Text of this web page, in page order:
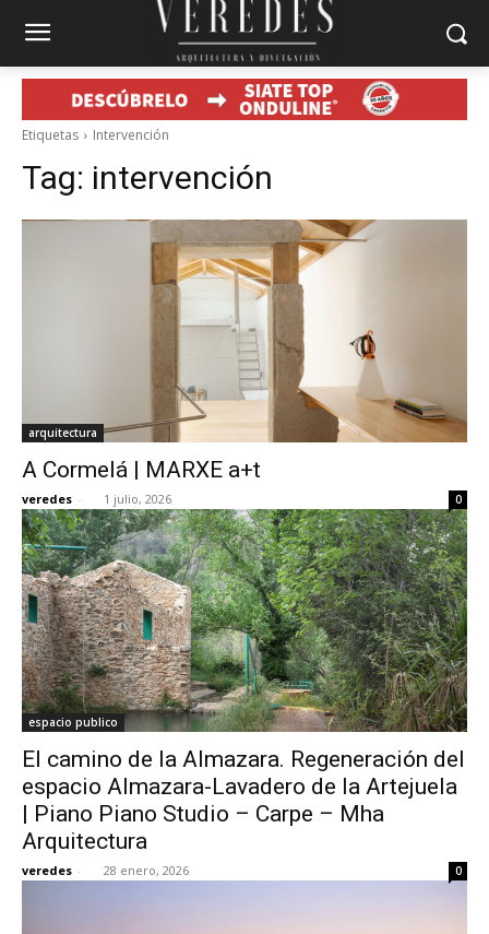
Etiquetas Intervención
Tag: intervención
arquitectura
A Cormelá | MARXE a+t
veredes - 1 julio, 2026 0
espacio publico
El camino de la Almazara. Regeneración del
espacio Almazara-Lavadero de la Artejuela
| Piano Piano Studio – Carpe – Mha
Arquitectura
veredes - 28 enero, 2026 0